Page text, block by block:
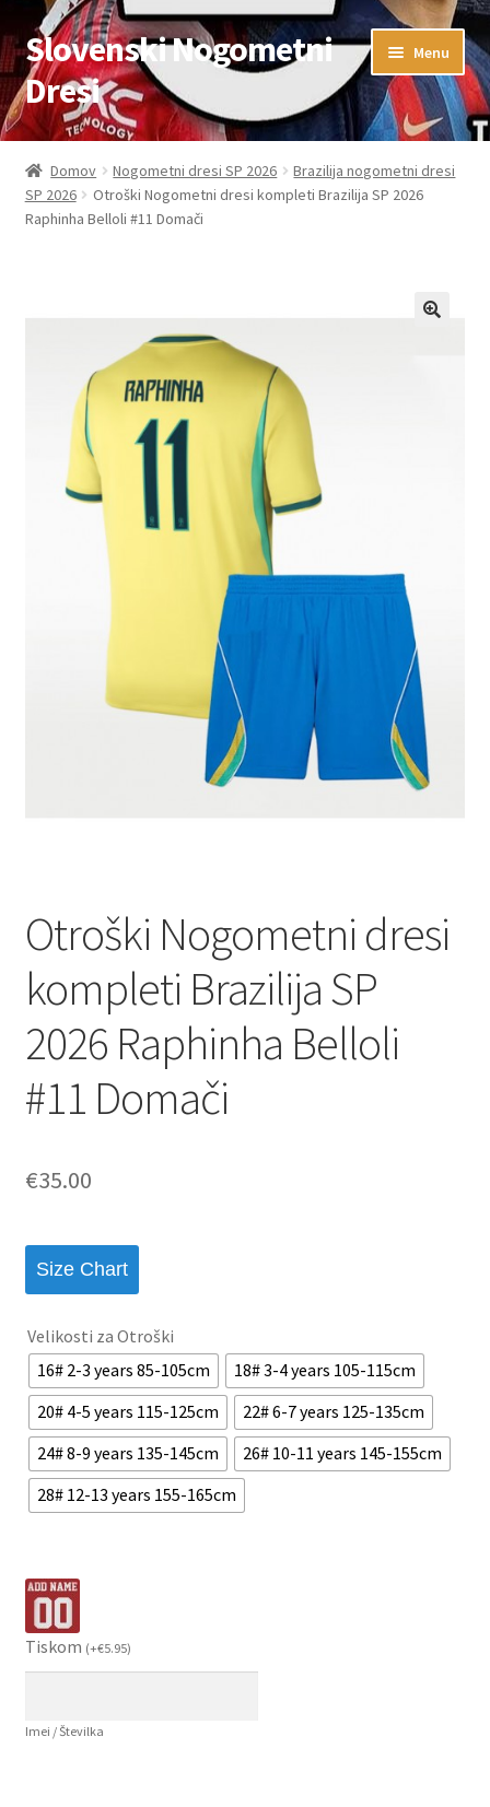
Skip
to
navigation
Skip
to
content
Slovenski Nogometni
Dresi
Menu
Domov
Blog
Moj račun
Trgovina
Zaključek nakupa
Domov Nogometni dresi SP 2026
Brazilija nogometni dresi
SP 2026
Otroški Nogometni dresi kompleti Brazilija SP 2026
Raphinha Belloli #11 Domači
Otroški Nogometni dresi
kompleti Brazilija SP
2026 Raphinha Belloli
#11 Domači
€35.00
Size Chart
Velikosti za Otroški
16# 2-3 years 85-105cm
18# 3-4 years 105-115cm
20# 4-5 years 115-125cm
22# 6-7 years 125-135cm
24# 8-9 years 135-145cm
26# 10-11 years 145-155cm
28# 12-13 years 155-165cm
Tiskom (+€5.95)
Imei / Številka